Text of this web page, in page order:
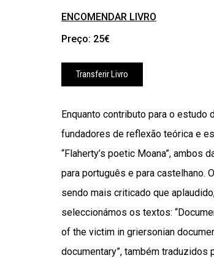
ENCOMENDAR LIVRO
Preço: 25€
Transferir Livro
Enquanto contributo para o
fundadores de reflexão teórica e
“Flaherty’s poetic Moana”, ambos
para português e para castelhano.
sendo mais criticado que
seleccionámos os textos:
of the victim in griersonian
documentary”, também traduzidos